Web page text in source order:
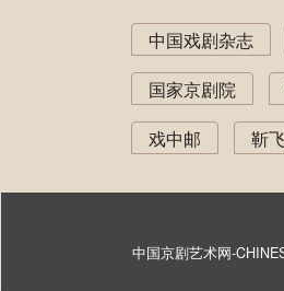
中国戏剧杂志
国家京剧院
戏中邮
靳
中国京剧艺术网-